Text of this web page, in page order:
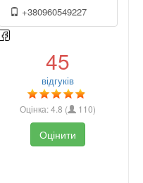
+380960549227
45
відгуків
Оцінка:4.8 ( 110)
Оцінити